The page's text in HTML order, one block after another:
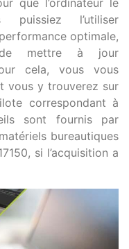
que l’ordinateur le
l’utiliser
optimale,
de mettre à jour
cela, vous vous
vous y trouverez sur
correspondant à
sont fournis par
bureautiques
si l’acquisition a